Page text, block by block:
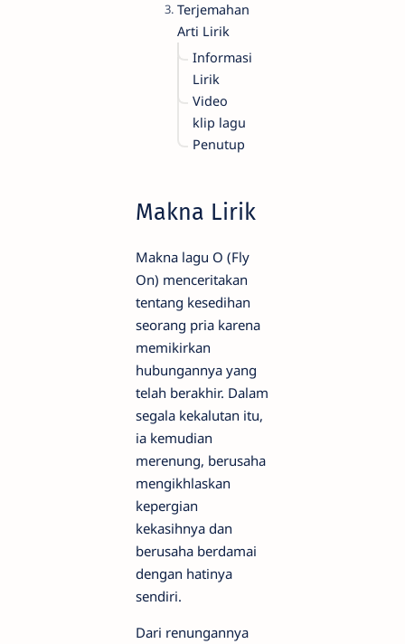
Terjemahan
Arti Lirik
Informasi
Lirik
Video
klip lagu
Penutup
Makna Lirik
Makna lagu O (Fly
On) menceritakan
tentang kesedihan
seorang pria karena
memikirkan
hubungannya yang
telah berakhir. Dalam
segala kekalutan itu,
ia kemudian
merenung, berusaha
mengikhlaskan
kepergian
kekasihnya dan
berusaha berdamai
dengan hatinya
sendiri.
Dari renungannya